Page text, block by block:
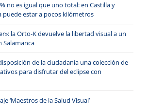
no es igual que uno total: en Castilla y
puede estar a pocos kilómetros
la Orto-K devuelve la libertad visual a un
Salamanca
de la ciudadanía una colección de
para disfrutar del eclipse con
‘Maestros de la Salud Visual’